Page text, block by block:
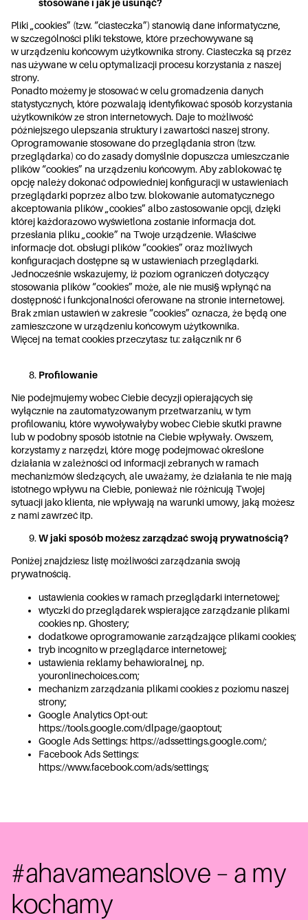
stosowane i jak je usunąć?
Pliki „cookies” (tzw. “ciasteczka”) stanowią dane informatyczne,
w szczególności pliki tekstowe, które przechowywane są
w urządzeniu końcowym użytkownika strony. Ciasteczka są przez
nas używane w celu optymalizacji procesu korzystania z naszej
strony.
Ponadto możemy je stosować w celu gromadzenia danych
statystycznych, które pozwalają identyfikować sposób korzystania
użytkowników ze stron internetowych. Daje to możliwość
późniejszego ulepszania struktury i zawartości naszej strony.
Oprogramowanie stosowane do przeglądania stron (tzw.
przeglądarka) co do zasady domyślnie dopuszcza umieszczanie
plików “cookies” na urządzeniu końcowym. Aby zablokować tę
opcję należy dokonać odpowiedniej konfiguracji w ustawieniach
przeglądarki poprzez albo tzw. blokowanie automatycznego
akceptowania plików „cookies” albo zastosowanie opcji, dzięki
której każdorazowo wyświetlona zostanie informacja dot.
przesłania pliku „cookie” na Twoje urządzenie. Właściwe
informacje dot. obsługi plików “cookies” oraz możliwych
konfiguracjach dostępne są w ustawieniach przeglądarki.
Jednocześnie wskazujemy, iż poziom ograniczeń dotyczący
stosowania plików “cookies” może, ale nie musi§ wpłynąć na
dostępność i funkcjonalności oferowane na stronie internetowej.
Brak zmian ustawień w zakresie “cookies” oznacza, że będą one
zamieszczone w urządzeniu końcowym użytkownika.
Więcej na temat cookies przeczytasz tu:załącznik nr 6
Profilowanie
Nie podejmujemy wobec Ciebie decyzji opierających się
wyłącznie na zautomatyzowanym przetwarzaniu, w tym
profilowaniu, które wywoływałyby wobec Ciebie skutki prawne
lub w podobny sposób istotnie na Ciebie wpływały. Owszem,
korzystamy z narzędzi, które mogę podejmować określone
działania w zależności od informacji zebranych w ramach
mechanizmów śledzących, ale uważamy, że działania te nie mają
istotnego wpływu na Ciebie, ponieważ nie różnicują Twojej
sytuacji jako klienta, nie wpływają na warunki umowy, jaką możesz
z nami zawrzeć itp.
W jaki sposób możesz zarządzać swoją prywatnością?
Poniżej znajdziesz listę możliwości zarządzania swoją
prywatnością.
ustawienia cookies w ramach przeglądarki internetowej;
wtyczki do przeglądarek wspierające zarządzanie plikami
cookies np. Ghostery;
dodatkowe oprogramowanie zarządzające plikami cookies;
tryb incognito w przeglądarce internetowej;
ustawienia reklamy behawioralnej, np.
youronlinechoices.com;
mechanizm zarządzania plikami cookies z poziomu naszej
strony;
Google Analytics Opt-out:
https://tools.google.com/dlpage/gaoptout;
Google Ads Settings: https://adssettings.google.com/;
Facebook Ads Settings:
https://www.facebook.com/ads/settings;
#ahavameanslove – a my
kochamy